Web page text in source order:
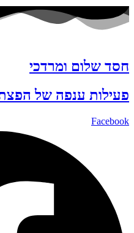
חסד שלום ומרדכי
פעילות ענפה של
Facebook